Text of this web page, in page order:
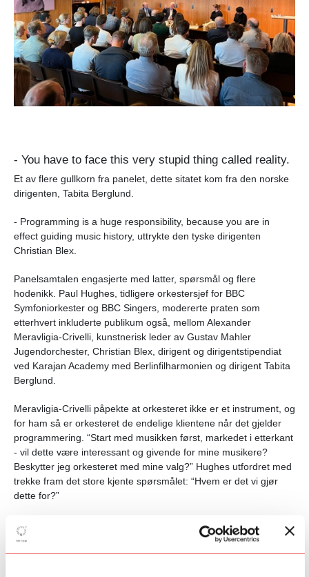
- You have to face this very stupid thing called reality.
Et av flere gullkorn fra panelet, dette sitatet kom fra den norske
dirigenten, Tabita Berglund.
- Programming is a huge responsibility, because you are in
effect guiding music history, uttrykte den tyske dirigenten
Christian Blex.
Panelsamtalen engasjerte med latter, spørsmål og flere
hodenikk. Paul Hughes, tidligere orkestersjef for BBC
Symfoniorkester og BBC Singers, modererte praten som
etterhvert inkluderte publikum også, mellom Alexander
Meravligia-Crivelli, kunstnerisk leder av Gustav Mahler
Jugendorchester, Christian Blex, dirigent og dirigentstipendiat
ved Karajan Academy med Berlinfilharmonien og dirigent Tabita
Berglund.
Meravligia-Crivelli påpekte at orkesteret ikke er et instrument, og
for ham så er orkesteret de endelige klientene når det gjelder
programmering. “Start med musikken først, markedet i etterkant
- vil dette være interessant og givende for mine musikere?
Beskytter jeg orkesteret med mine valg?” Hughes utfordret med
trekke fram det store kjente spørsmålet: “Hvem er det vi gjør
dette for?”
I diskusjonen rundt kunsten i programmering med innstikk fra de
to dirigentene - en kjenner og føler det i tankene, og den andre
setter sammen lister på Spotify for å sjekke at programmeringen